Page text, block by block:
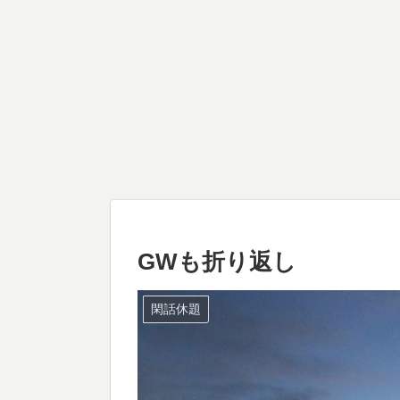
GWも折り返し
閑話休題